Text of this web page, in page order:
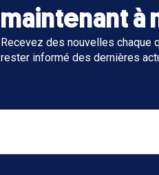
maintenant à
Recevez des nouvelles chaque
rester informé des dernières